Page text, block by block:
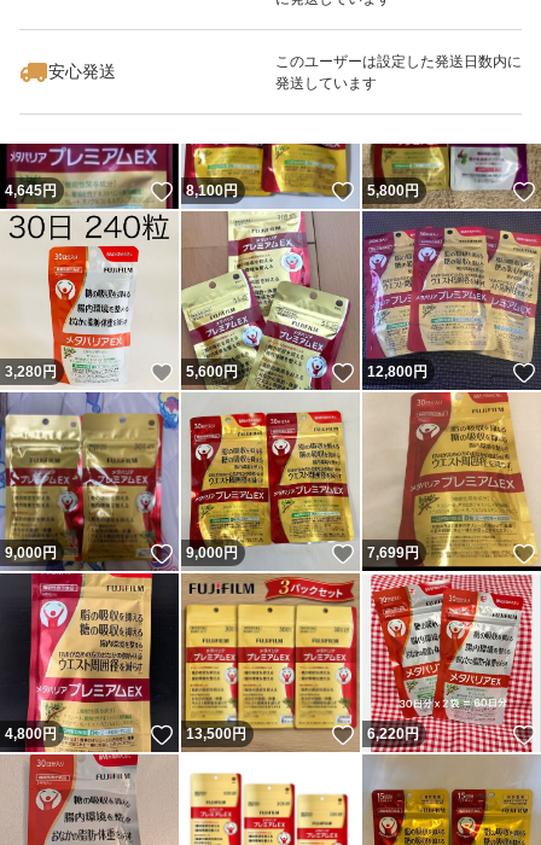
安心発送
このユーザーは設定した発送日数内に
発送しています
いいね！
3,900
4,645円 いいね！
8,100円 いいね！
5,800円
3,280円 いいね！
5,600円 いいね！
12,800円
9,000円 いいね！
9,000円 いいね！
7,699円
4,800円 いいね！
13,500円 いいね！
6,220円